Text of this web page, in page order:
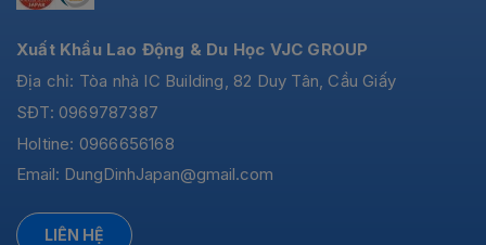
Xuất Khẩu Lao Động & Du Học VJC GROUP
Địa chỉ: Tòa nhà IC Building, 82 Duy Tân, Cầu Giấy
SĐT: 0969787387
Holtine: 0966656168
Email: DungDinhJapan@gmail.com
LIÊN HỆ